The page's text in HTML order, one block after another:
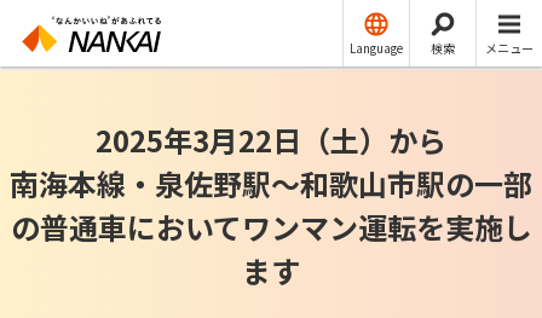
Language 検索 メニュー
ニュースリリース
2025年3月22日（土）から
南海本線・泉佐野駅～和歌山市駅の一部
の普通車においてワンマン運転を実施し
ます